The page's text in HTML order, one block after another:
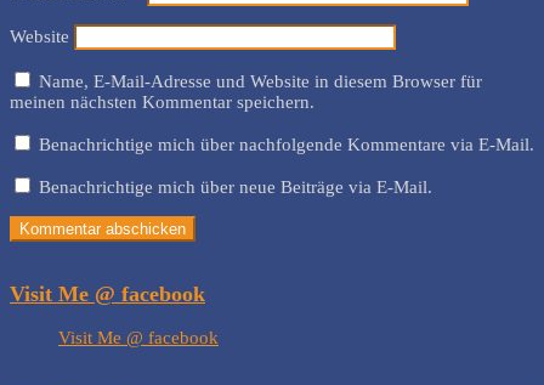
Website
Name, E-Mail-Adresse und Website in diesem Browser für
meinen nächsten Kommentar speichern.
Benachrichtige mich über nachfolgende Kommentare via E-Mail.
Benachrichtige mich über neue Beiträge via E-Mail.
Visit Me @ facebook
Visit Me @ facebook